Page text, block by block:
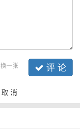
换一张 评 论
取 消